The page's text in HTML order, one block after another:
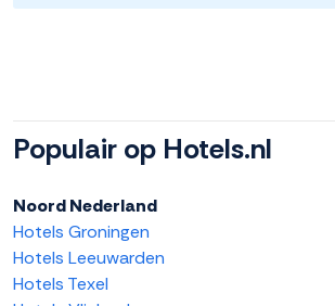
Populair op Hotels.nl
Noord Nederland
Hotels Groningen
Hotels Leeuwarden
Hotels Texel